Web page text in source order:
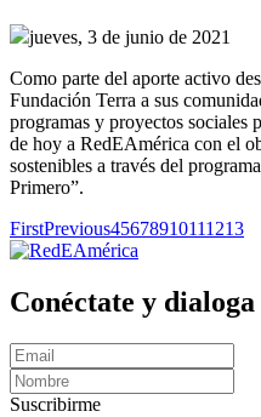
jueves, 3 de junio de 2021
Como parte del aporte activo
Fundación Terra a sus
programas y proyectos sociales
de hoy a RedEAmérica con el
sostenibles a través del
Primero”.
FirstPrevious45678910111213
Conéctate y
Suscribirme